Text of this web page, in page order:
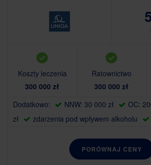
Koszty leczenia
300 000 zł
Ratownictwo
300 000 zł
Dodatkowo:
NNW: 30 000 zł
OC:
zł
zdarzenia pod wpływem alkoholu
PORÓWNAJ CENY